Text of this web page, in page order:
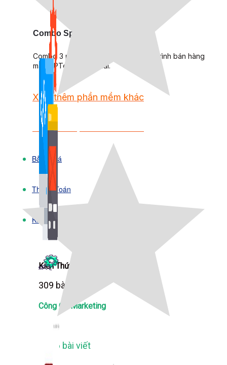
Kiến Thức Website
309 bài viết
Combo Special
Combo 3 phần mềm tự chọn: chương trình bán hàng
mà ATPTeam triển khai.
Xem thêm phần mềm khác
Xem thêm phần mềm khác
Bảng Giá
Thanh Toán
Kiến Thức Marketing
Công Cụ Marketing
1,066 bài viết